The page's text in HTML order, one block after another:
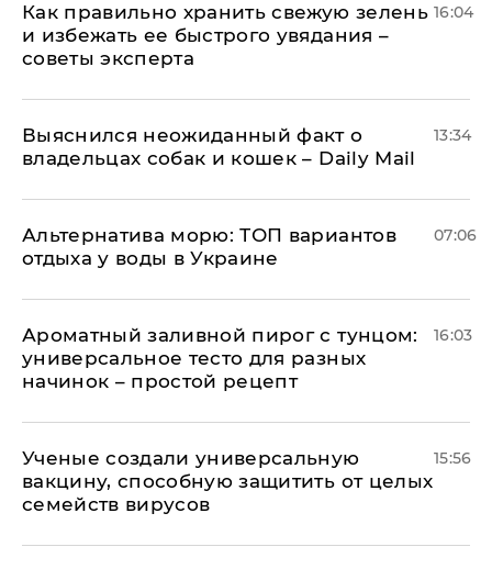
Как правильно хранить свежую зелень
и избежать ее быстрого увядания –
советы эксперта
16:04
Выяснился неожиданный факт о
владельцах собак и кошек – Daily Mail
13:34
Альтернатива морю: ТОП вариантов
отдыха у воды в Украине
07:06
Ароматный заливной пирог с тунцом:
универсальное тесто для разных
начинок – простой рецепт
16:03
Ученые создали универсальную
вакцину, способную защитить от целых
семейств вирусов
15:56